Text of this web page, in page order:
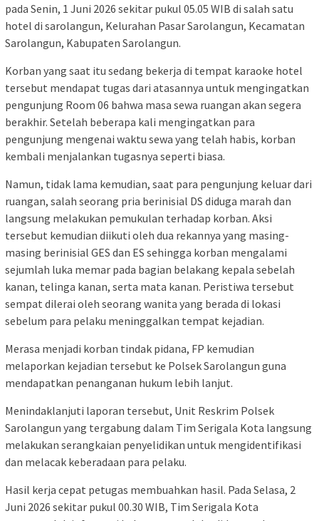
pada Senin, 1 Juni 2026 sekitar pukul 05.05 WIB di salah satu
hotel di sarolangun, Kelurahan Pasar Sarolangun, Kecamatan
Sarolangun, Kabupaten Sarolangun.
Korban yang saat itu sedang bekerja di tempat karaoke hotel
tersebut mendapat tugas dari atasannya untuk mengingatkan
pengunjung Room 06 bahwa masa sewa ruangan akan segera
berakhir. Setelah beberapa kali mengingatkan para
pengunjung mengenai waktu sewa yang telah habis, korban
kembali menjalankan tugasnya seperti biasa.
Namun, tidak lama kemudian, saat para pengunjung keluar dari
ruangan, salah seorang pria berinisial DS diduga marah dan
langsung melakukan pemukulan terhadap korban. Aksi
tersebut kemudian diikuti oleh dua rekannya yang masing-
masing berinisial GES dan ES sehingga korban mengalami
sejumlah luka memar pada bagian belakang kepala sebelah
kanan, telinga kanan, serta mata kanan. Peristiwa tersebut
sempat dilerai oleh seorang wanita yang berada di lokasi
sebelum para pelaku meninggalkan tempat kejadian.
Merasa menjadi korban tindak pidana, FP kemudian
melaporkan kejadian tersebut ke Polsek Sarolangun guna
mendapatkan penanganan hukum lebih lanjut.
Menindaklanjuti laporan tersebut, Unit Reskrim Polsek
Sarolangun yang tergabung dalam Tim Serigala Kota langsung
melakukan serangkaian penyelidikan untuk mengidentifikasi
dan melacak keberadaan para pelaku.
Hasil kerja cepat petugas membuahkan hasil. Pada Selasa, 2
Juni 2026 sekitar pukul 00.30 WIB, Tim Serigala Kota